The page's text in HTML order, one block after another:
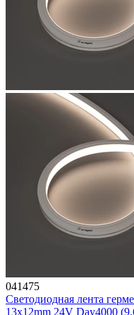
041475
Светодиодная лента
13x12mm 24V Day4000